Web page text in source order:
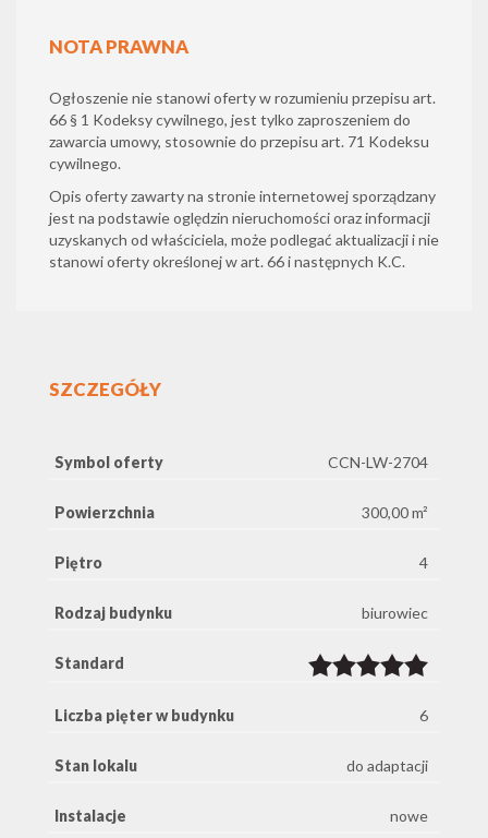
NOTA PRAWNA
Ogłoszenie nie stanowi oferty w rozumieniu przepisu art.
66 § 1 Kodeksy cywilnego, jest tylko zaproszeniem do
zawarcia umowy, stosownie do przepisu art. 71 Kodeksu
cywilnego.
Opis oferty zawarty na stronie internetowej sporządzany
jest na podstawie oględzin nieruchomości oraz informacji
uzyskanych od właściciela, może podlegać aktualizacji i nie
stanowi oferty określonej w art. 66 i następnych K.C.
SZCZEGÓŁY
Symbol oferty CCN-LW-2704
Powierzchnia 300,00 m²
Piętro 4
Rodzaj budynku biurowiec
Standard
Liczba pięter w budynku 6
Stan lokalu do adaptacji
Instalacje nowe